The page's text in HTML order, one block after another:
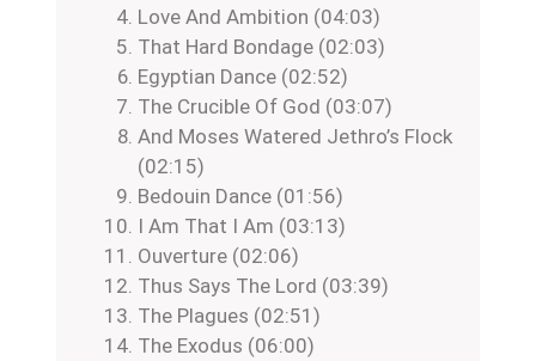
Love And Ambition (04:03)
That Hard Bondage (02:03)
Egyptian Dance (02:52)
The Crucible Of God (03:07)
And Moses Watered Jethro’s Flock
(02:15)
Bedouin Dance (01:56)
I Am That I Am (03:13)
Ouverture (02:06)
Thus Says The Lord (03:39)
The Plagues (02:51)
The Exodus (06:00)